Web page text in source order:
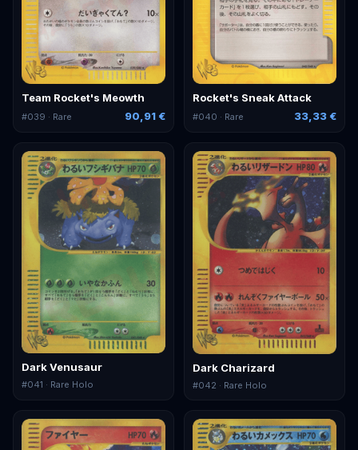
Team Rocket's Meowth
#039 · Rare 90,91 €
Rocket's Sneak Attack
#040 · Rare 33,33 €
Dark Venusaur
#041 · Rare Holo
Dark Charizard
#042 · Rare Holo